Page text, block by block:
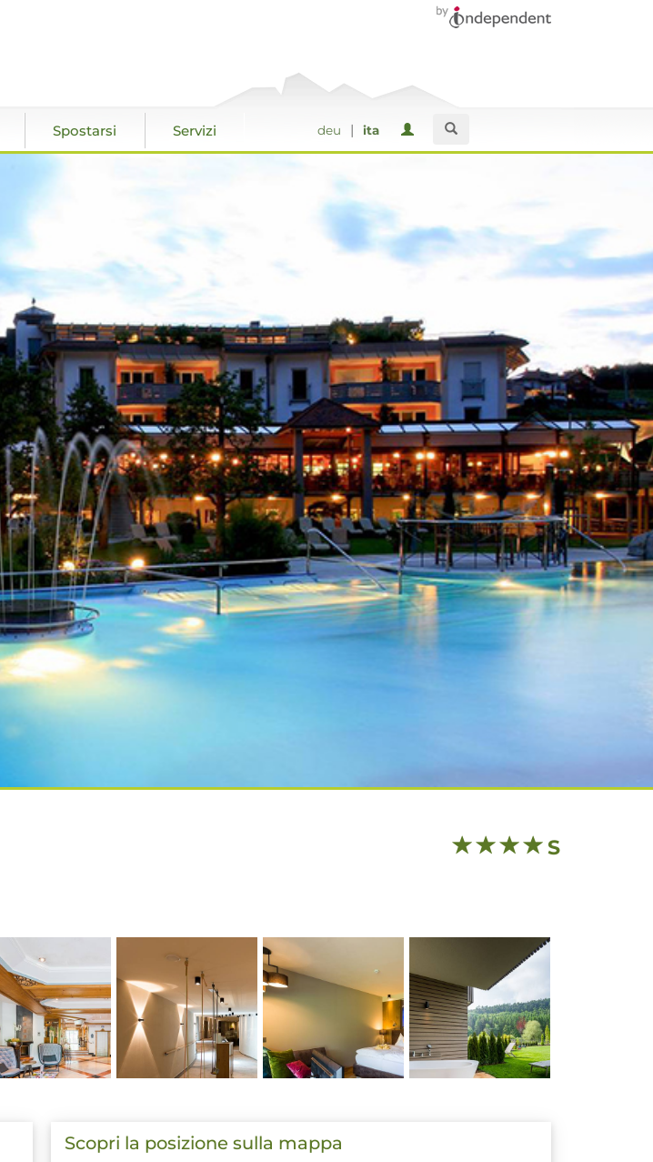
Spostarsi Servizi deu | ita
S
Scopri la posizione sulla mappa